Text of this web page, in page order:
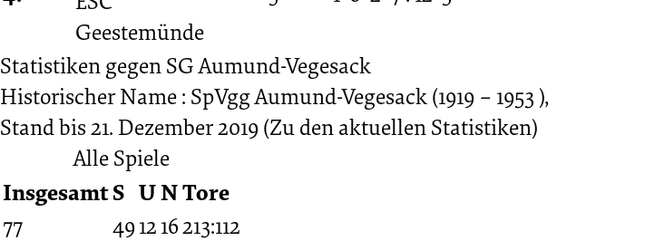
Amateurhallenturnier)
Statistiken gegenSG Aumund-Vegesack
Historischer Name : SpVgg Aumund-Vegesack (1919 – 1953 ),
Stand bis 21. Dezember 2019 (Zu den aktuellen Statistiken)
Alle Spiele
InsgesamtS UNTore
77 491216213:112